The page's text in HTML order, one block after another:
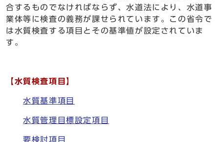
合するものでなければならず、水道法により、水道事
業体等に検査の義務が課せられています。この省令で
は水質検査する項目とその基準値が設定されていま
す。
【水質検査項目】
水質基準項目
水質管理目標設定項目
要検討項目